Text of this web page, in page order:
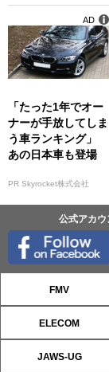
「たった1年でオー
ナーが手放してしま
う車ランキング」
あの日本車も登場
PR Skyrocket株式会社
AD
公式アカウ
FMV
ELECOM
JAWS-UG